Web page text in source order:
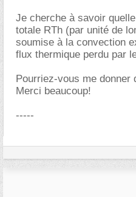
Je cherche à savoir
totale RTh (par unité de
soumise à la convection
flux thermique perdu par
Pourriez-vous me donner
Merci beaucoup!
-----